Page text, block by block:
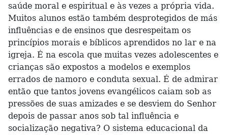
saúde moral e espiritual e às vezes a própria vida.
Muitos alunos estão também desprotegidos de más
influências e de ensinos que desrespeitam os
princípios morais e bíblicos aprendidos no lar e na
igreja. É na escola que muitas vezes adolescentes e
crianças são expostos a modelos e exemplos
errados de namoro e conduta sexual. É de admirar
então que tantos jovens evangélicos caiam sob as
pressões de suas amizades e se desviem do Senhor
depois de passar anos sob tal influência e
socialização negativa? O sistema educacional da